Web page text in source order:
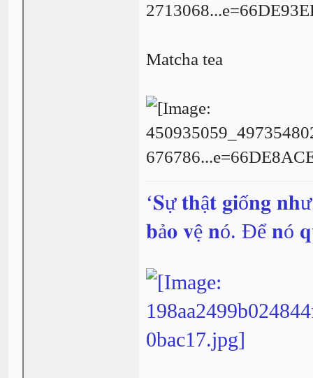
Matcha tea
‘𝐒ự 𝐭𝐡ậ𝐭 𝐠𝐢ố𝐧𝐠
𝐛ả𝐨 𝐯ệ 𝐧ó. Để 𝐧ó